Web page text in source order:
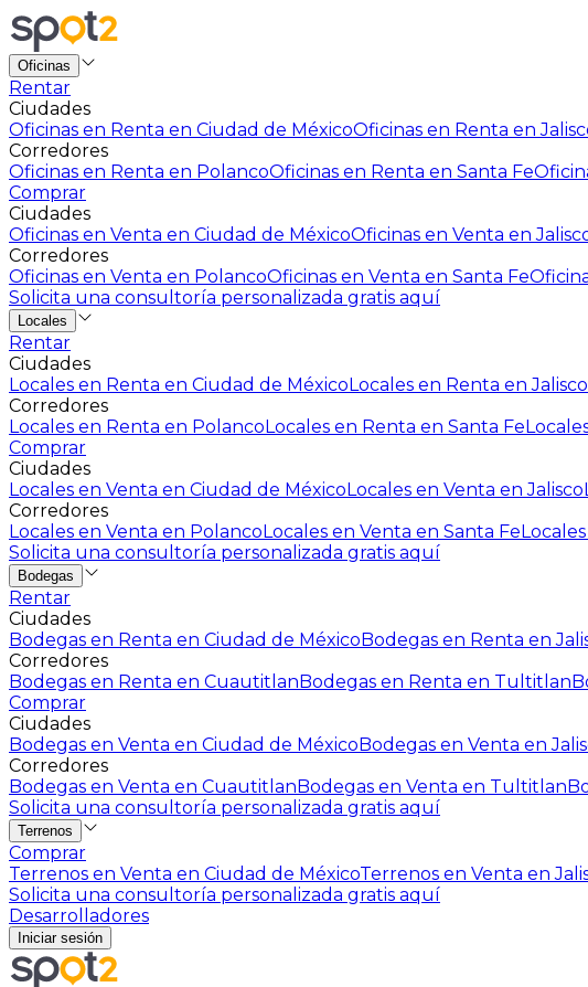
Oficinas
Rentar
Ciudades
Oficinas en Renta en Ciudad de MéxicoOficinas en Renta en
Corredores
Oficinas en Renta en PolancoOficinas en Renta en Santa Fe
Comprar
Ciudades
Oficinas en Venta en Ciudad de MéxicoOficinas en Venta en
Corredores
Oficinas en Venta en PolancoOficinas en Venta en Santa Fe
Solicita una consultoría personalizada gratis aquí
Locales
Rentar
Ciudades
Locales en Renta en Ciudad de MéxicoLocales en Renta en Jalisco
Corredores
Locales en Renta en PolancoLocales en Renta en Santa Fe
Comprar
Ciudades
Locales en Venta en Ciudad de MéxicoLocales en Venta en Jalisco
Corredores
Locales en Venta en PolancoLocales en Venta en Santa Fe
Solicita una consultoría personalizada gratis aquí
Bodegas
Rentar
Ciudades
Bodegas en Renta en Ciudad de MéxicoBodegas en Renta en
Corredores
Bodegas en Renta en CuautitlanBodegas en Renta en Tultitlan
Comprar
Ciudades
Bodegas en Venta en Ciudad de MéxicoBodegas en Venta en
Corredores
Bodegas en Venta en CuautitlanBodegas en Venta en Tultitlan
Solicita una consultoría personalizada gratis aquí
Terrenos
Comprar
Terrenos en Venta en Ciudad de MéxicoTerrenos en Venta en
Solicita una consultoría personalizada gratis aquí
Desarrolladores
Iniciar sesión